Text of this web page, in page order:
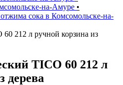
на-Амуре •
сока в Комсомольске-на-
212 л ручной корзина из
TICO 60 212 л
дерева